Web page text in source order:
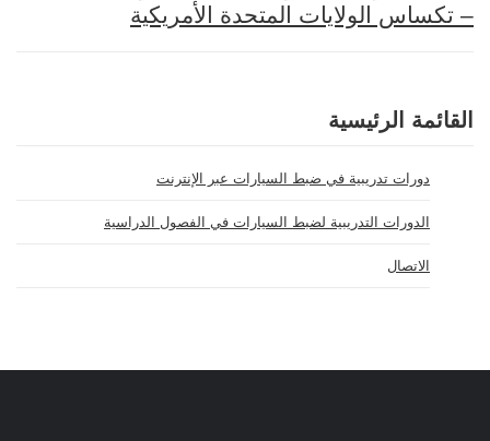
– تكساس الولايات المتحدة الأمريكية
القائمة الرئيسية
دورات تدريبية في ضبط السيارات عبر الإنترنت
الدورات التدريبية لضبط السيارات في الفصول الدراسية
الاتصال